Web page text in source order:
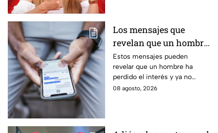
Los mensajes que
revelan que un hombre
ya no tiene interés en ti
Estos mensajes pueden
revelar que un hombre ha
perdido el interés y ya no
busca mantener la misma
08 agosto, 2026